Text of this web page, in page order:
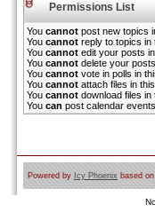
Permissions List
You cannot post new topics
You cannot reply to topics in
You cannot edit your posts
You cannot delete your
You cannot vote in polls in
You cannot attach files in
You cannot download files in
You can post calendar
Powered by Icy Phoenix based on